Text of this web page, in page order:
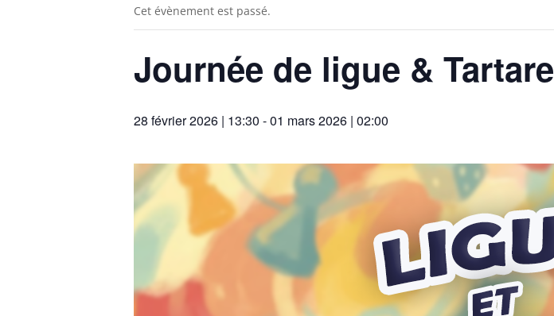
Cet évènement est passé.
Journée de ligue & Tartare
28 février 2026 | 13:30 -01 mars 2026 | 02:00